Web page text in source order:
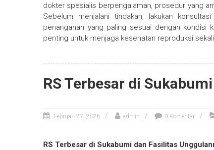
dokter spesialis berpengalaman, prosedur yang
Sebelum menjalani tindakan, lakukan
penanganan yang paling sesuai dengan kondisi
penting untuk menjaga kesehatan reproduksi
RS Terbesar di
Februari 27, 2026 admin 0 Komentar
RS Terbesar di Sukabumi dan Fasilitas